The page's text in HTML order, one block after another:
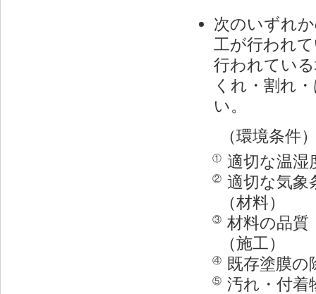
次のいずれ
工が行われ
行われてい
くれ・割れ
い。
（環境条件
① 適切な温湿
② 適切な気象
（材料）
③ 材料の品質
（施工）
④ 既存塗膜の
⑤ 汚れ・付着